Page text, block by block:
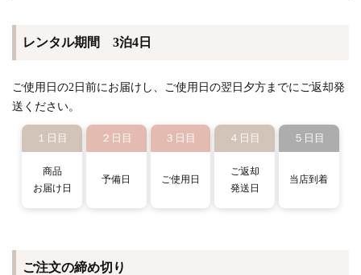
レンタル期間 3泊4日
ご使用日の2日前にお届けし、ご使用日の翌日夕方までにご返却発
送ください。
１日目
商品
お届け日
２日目
予備日
３日目
ご使用日
４日目
ご返却
発送日
５日目
当店到着
ご注文の締め切り